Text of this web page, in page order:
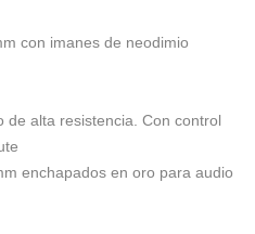
con imanes de neodimio
de alta resistencia. Con control
enchapados en oro para audio